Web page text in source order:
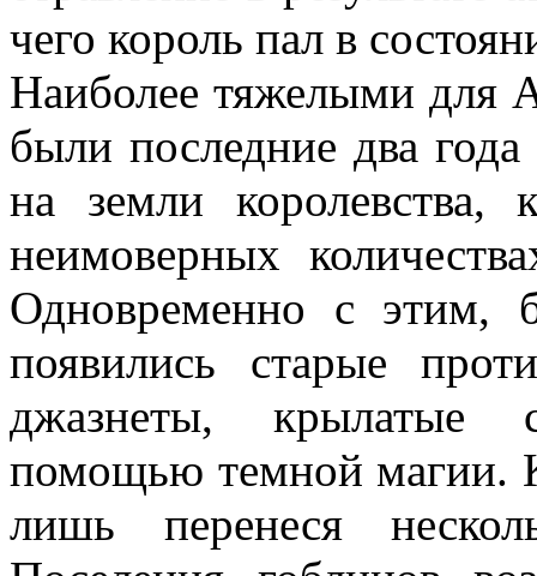
чего король пал в
Наиболее тяжелыми для
были последние два
на земли
неимоверных
Одновременно с этим,
появились старые
джазнеты, крылатые
помощью темной магии.
лишь перенеся